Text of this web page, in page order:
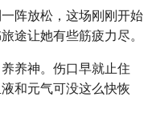
阵放松，这场刚刚开始
途让她有些筋疲力尽。
养神。伤口早就止住
和元气可没这么快恢